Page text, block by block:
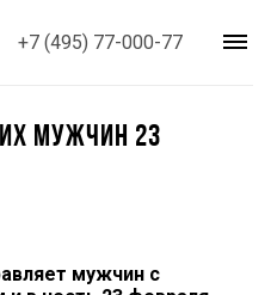
+7 (495) 77-000-77
МУЖЧИН 23
мужчин с